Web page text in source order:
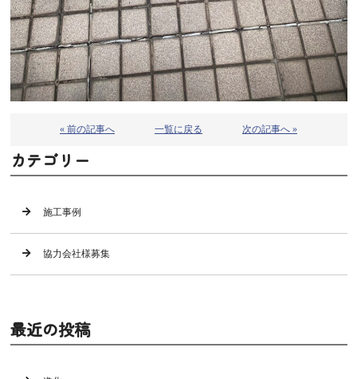
« 前の記事へ 一覧に戻る 次の記事へ »
カテゴリー
施工事例
協力会社様募集
最近の投稿